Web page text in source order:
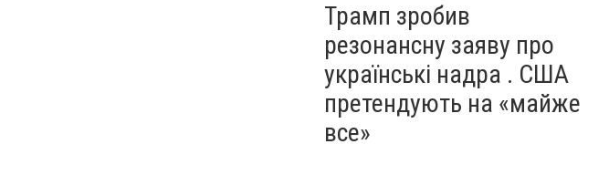
Трамп зробив
резонансну заяву про
українські надра . США
претендують на «майже
все»